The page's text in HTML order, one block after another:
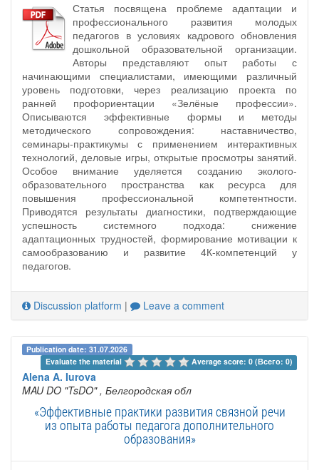
Статья посвящена проблеме адаптации и
профессионального развития молодых
педагогов в условиях кадрового обновления
дошкольной образовательной организации.
Авторы представляют опыт работы с
начинающими специалистами, имеющими различный
уровень подготовки, через реализацию проекта по
ранней профориентации «Зелёные профессии».
Описываются эффективные формы и методы
методического сопровождения: наставничество,
семинары-практикумы с применением интерактивных
технологий, деловые игры, открытые просмотры занятий.
Особое внимание уделяется созданию эколого-
образовательного пространства как ресурса для
повышения профессиональной компетентности.
Приводятся результаты диагностики, подтверждающие
успешность системного подхода: снижение
адаптационных трудностей, формирование мотивации к
самообразованию и развитие 4К-компетенций у
педагогов.
Discussion platform | Leave a comment
Publication date: 31.07.2026
Evaluate the material
Average score: 0 (Всего: 0)
Alena A. Iurova
MAU DO "TsDO" , Белгородская обл
«Эффективные практики развития связной речи
из опыта работы педагога дополнительного
образования»